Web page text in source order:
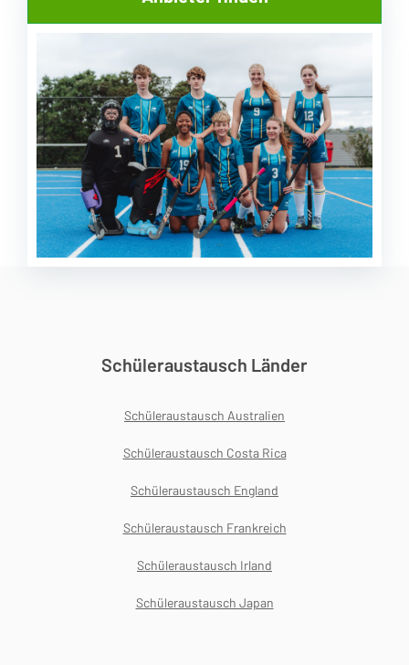
Schüleraustausch Länder
Schüleraustausch Australien
Schüleraustausch Costa Rica
Schüleraustausch England
Schüleraustausch Frankreich
Schüleraustausch Irland
Schüleraustausch Japan